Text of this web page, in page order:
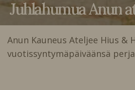
Juhlahumua Anun
Anun Kauneus Ateljee Hius &
vuotissyntymäpäiväänsä